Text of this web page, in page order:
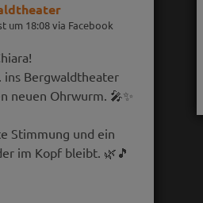
um 18:08 via Facebook
ins Bergwaldtheater
neuen Ohrwurm. 🎤✨
Stimmung und ein
im Kopf bleibt. 🌿🎵